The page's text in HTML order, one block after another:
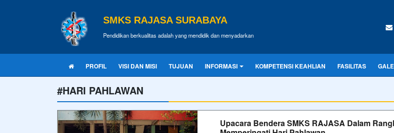
SMKS RAJASA SURABAYA
Pendidikan berkualitas adalah yang mendidik dan menyadarkan
PROFIL VISI DAN MISI TUJUAN INFORMASI KOMPETENSI KEAHLIAN FASILITAS
#HARI PAHLAWAN
Upacara Bendera SMKS RAJASA Dalam